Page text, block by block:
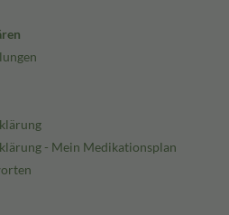
- Mein Medikationsplan